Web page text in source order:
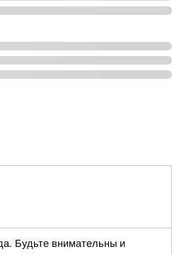
Будьте внимательны и